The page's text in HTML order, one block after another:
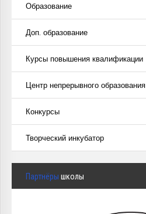
Образование
Доп. образование
Курсы повышения квалификации
Центр непрерывного образования
Конкурсы
Творческий инкубатор
Партнёры школы